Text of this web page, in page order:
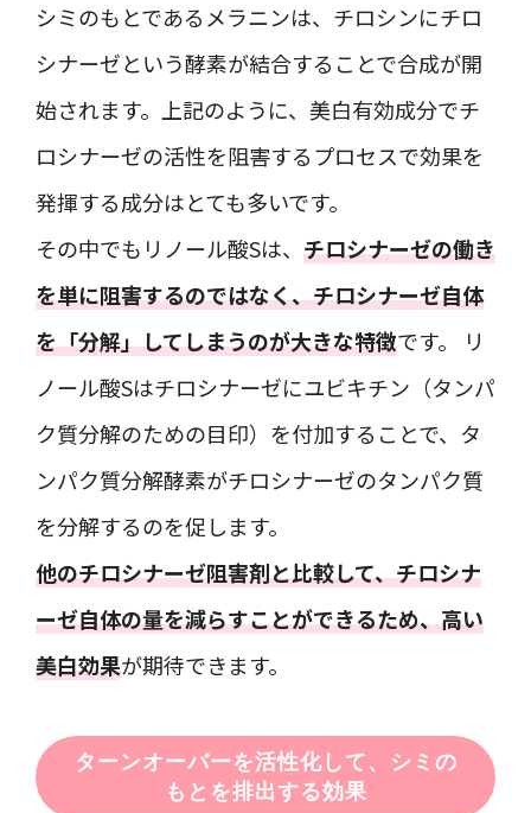
シミのもとであるメラニンは、チロシンにチロ
シナーゼという酵素が結合することで合成が開
始されます。上記のように、美白有効成分でチ
ロシナーゼの活性を阻害するプロセスで効果を
発揮する成分はとても多いです。
その中でもリノール酸Sは、 チロシナーゼの働き
を単に阻害するのではなく、チロシナーゼ自体
を「分解」してしまうのが大きな特徴です。 リ
ノール酸Sはチロシナーゼにユビキチン（タンパ
ク質分解のための目印）を付加することで、タ
ンパク質分解酵素がチロシナーゼのタンパク質
を分解するのを促します。
他のチロシナーゼ阻害剤と比較して、チロシナ
ーゼ自体の量を減らすことができるため、高い
美白効果が期待できます。
ターンオーバーを活性化して、シミの
もとを排出する効果